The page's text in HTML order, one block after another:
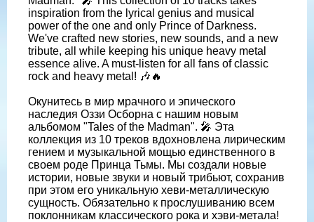
inspiration from the lyrical genius and musical
power of the one and only Prince of Darkness.
We've crafted new stories, new sounds, and a new
tribute, all while keeping his unique heavy metal
essence alive. A must-listen for all fans of classic
rock and heavy metal! 🎶🔥
Окунитесь в мир мрачного и эпического
наследия Оззи Осборна с нашим новым
альбомом "Tales of the Madman". 🎤 Эта
коллекция из 10 треков вдохновлена лирическим
гением и музыкальной мощью единственного в
своем роде Принца Тьмы. Мы создали новые
истории, новые звуки и новый трибьют, сохранив
при этом его уникальную хеви-металлическую
сущность. Обязательно к прослушиванию всем
поклонникам классического рока и хэви-метала!